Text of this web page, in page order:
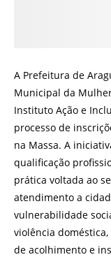
A Prefeitura de
Municipal da
Instituto Ação e
processo de
na Massa. A
qualificação
prática voltada ao
atendimento a
vulnerabilidade
violência
de acolhimento e